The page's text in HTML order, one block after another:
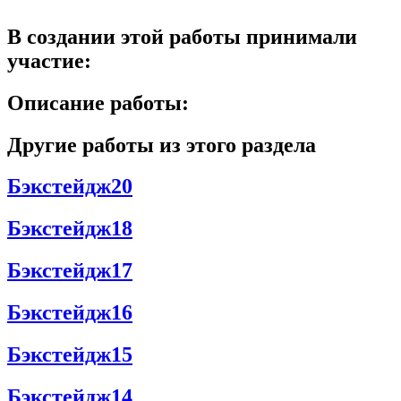
В создании этой работы принимали
участие:
Описание работы:
Другие работы из этого раздела
Бэкстейдж20
Бэкстейдж18
Бэкстейдж17
Бэкстейдж16
Бэкстейдж15